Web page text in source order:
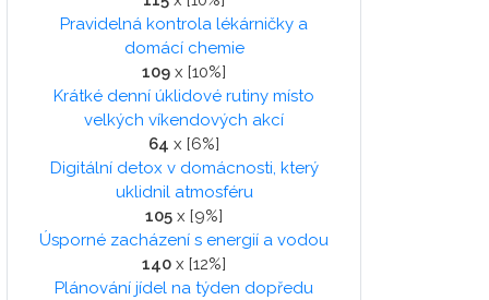
Pravidelná kontrola lékárničky a
domácí chemie
109 x [10%]
Krátké denní úklidové rutiny místo
velkých víkendových akcí
64 x [6%]
Digitální detox v domácnosti, který
uklidnil atmosféru
105 x [9%]
Úsporné zacházení s energií a vodou
140 x [12%]
Plánování jídel na týden dopředu